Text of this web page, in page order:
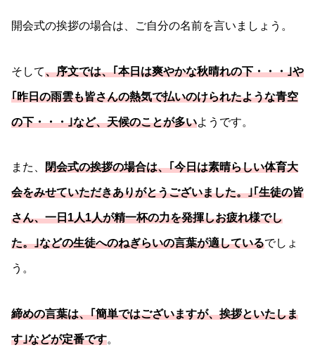
開会式の挨拶の場合は、ご自分の名前を言いましょう。
そして、序文では、｢本日は爽やかな秋晴れの下・・・｣や
｢昨日の雨雲も皆さんの熱気で払いのけられたような青空
の下・・・｣など、天候のことが多いようです。
また、 閉会式の挨拶の場合は、｢今日は素晴らしい体育大
会をみせていただきありがとうございました。｣｢生徒の皆
さん、一日1人1人が精一杯の力を発揮しお疲れ様でし
た。｣などの生徒へのねぎらいの言葉が適しているでしょ
う。
締めの言葉は、｢簡単ではございますが、挨拶といたしま
す｣などが定番です。